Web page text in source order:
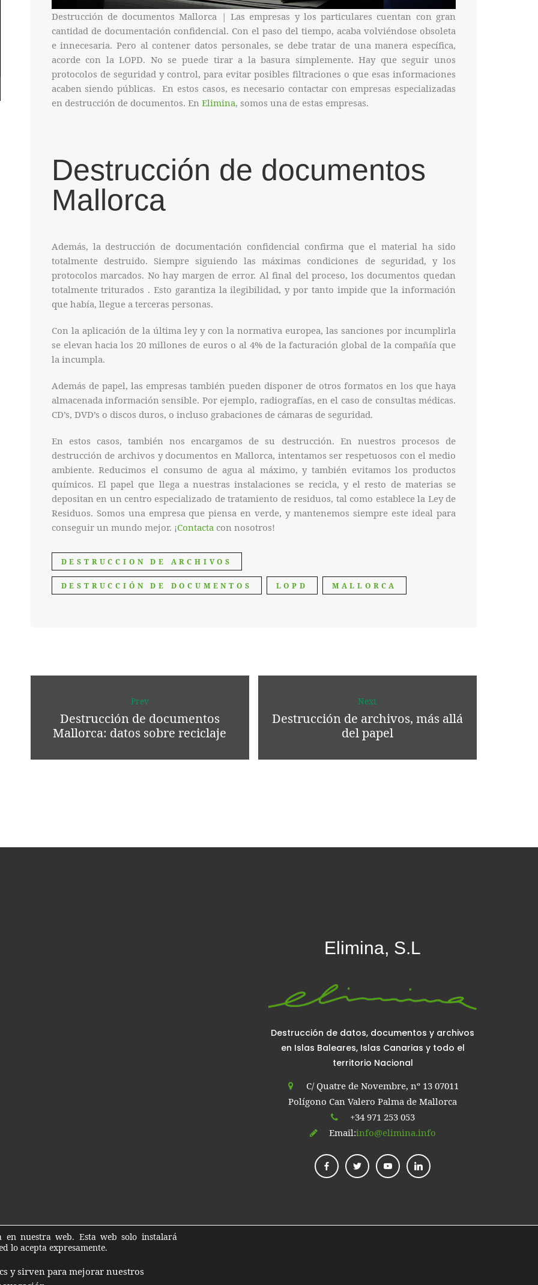
Destrucción de documentos Mallorca | Las empresas y los particulares cuentan con gran
cantidad de documentación confidencial. Con el paso del tiempo, acaba volviéndose obsoleta
e innecesaria. Pero al contener datos personales, se debe tratar de una manera específica,
acorde con la LOPD. No se puede tirar a la basura simplemente. Hay que seguir unos
protocolos de seguridad y control, para evitar posibles filtraciones o que esas informaciones
acaben siendo públicas. En estos casos, es necesario contactar con empresas especializadas
en destrucción de documentos. En Elimina, somos una de estas empresas.
Destrucción de documentos
Mallorca
Además, la destrucción de documentación confidencial confirma que el material ha sido
totalmente destruido. Siempre siguiendo las máximas condiciones de seguridad, y los
protocolos marcados. No hay margen de error. Al final del proceso, los documentos quedan
totalmente triturados . Esto garantiza la ilegibilidad, y por tanto impide que la información
que había, llegue a terceras personas.
Con la aplicación de la última ley y con la normativa europea, las sanciones por incumplirla
se elevan hacia los 20 millones de euros o al 4% de la facturación global de la compañía que
la incumpla.
Además de papel, las empresas también pueden disponer de otros formatos en los que haya
almacenada información sensible. Por ejemplo, radiografías, en el caso de consultas médicas.
CD’s, DVD’s o discos duros, o incluso grabaciones de cámaras de seguridad.
En estos casos, también nos encargamos de su destrucción. En nuestros procesos de
destrucción de archivos y documentos en Mallorca, intentamos ser respetuosos con el medio
ambiente. Reducimos el consumo de agua al máximo, y también evitamos los productos
químicos. El papel que llega a nuestras instalaciones se recicla, y el resto de materias se
depositan en un centro especializado de tratamiento de residuos, tal como establece la Ley de
Residuos. Somos una empresa que piensa en verde, y mantenemos siempre este ideal para
conseguir un mundo mejor. ¡Contactacon nosotros!
DESTRUCCION DE ARCHIVOS
DESTRUCCIÓN DE DOCUMENTOS LOPD MALLORCA
Prev
Destrucción de documentos
Mallorca: datos sobre reciclaje
Next
Destrucción de archivos, más allá
del papel
Elimina, S.L
Destrucción de datos, documentos y archivos
en Islas Baleares, Islas Canarias y todo el
territorio Nacional
C/ Quatre de Novembre, nº 13 07011
Polígono Can Valero Palma de Mallorca
+34 971 253 053
Email:info@elimina.info
en nuestra web. Esta web solo instalará
lo acepta expresamente.
y sirven para mejorar nuestros